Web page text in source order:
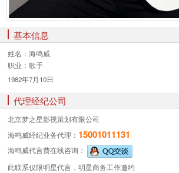
基本信息
姓名： 海鸣威
职业： 歌手
1982年7月10日
代理经纪公司
北京梦之星影视策划有限公司
海鸣威经纪业务代理： 15001011131
海鸣威代言费在线咨询：
此联系仅限明星代言，明星商务工作邀约